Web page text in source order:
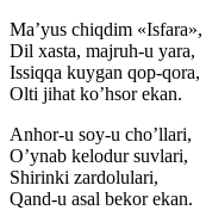
Ma’yus chiqdim «Isfara»,
Dil xasta, majruh-u yara,
Issiqqa kuygan qop-qora,
Olti jihat ko’hsor ekan.
Anhor-u soy-u cho’llari,
O’ynab kelodur suvlari,
Shirinki zardolulari,
Qand-u asal bekor ekan.